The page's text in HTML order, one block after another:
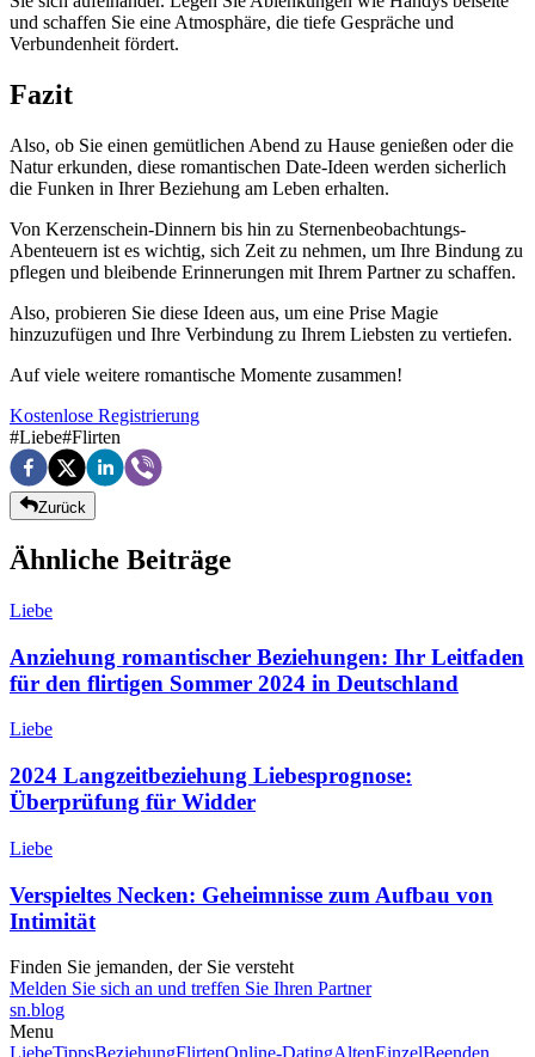
und schaffen Sie eine Atmosphäre, die tiefe Gespräche und
Verbundenheit fördert.
Fazit
Also, ob Sie einen gemütlichen Abend zu Hause genießen oder die
Natur erkunden, diese romantischen Date-Ideen werden sicherlich
die Funken in Ihrer Beziehung am Leben erhalten.
Von Kerzenschein-Dinnern bis hin zu Sternenbeobachtungs-
Abenteuern ist es wichtig, sich Zeit zu nehmen, um Ihre Bindung zu
pflegen und bleibende Erinnerungen mit Ihrem Partner zu schaffen.
Also, probieren Sie diese Ideen aus, um eine Prise Magie
hinzuzufügen und Ihre Verbindung zu Ihrem Liebsten zu vertiefen.
Auf viele weitere romantische Momente zusammen!
Kostenlose Registrierung
#Liebe#Flirten
Zurück
Ähnliche Beiträge
Liebe
Anziehung romantischer Beziehungen: Ihr Leitfaden
für den flirtigen Sommer 2024 in Deutschland
Liebe
2024 Langzeitbeziehung Liebesprognose:
Überprüfung für Widder
Liebe
Verspieltes Necken: Geheimnisse zum Aufbau von
Intimität
Finden Sie jemanden, der Sie versteht
Melden Sie sich an und treffen Sie Ihren Partner
sn.blog
Menu